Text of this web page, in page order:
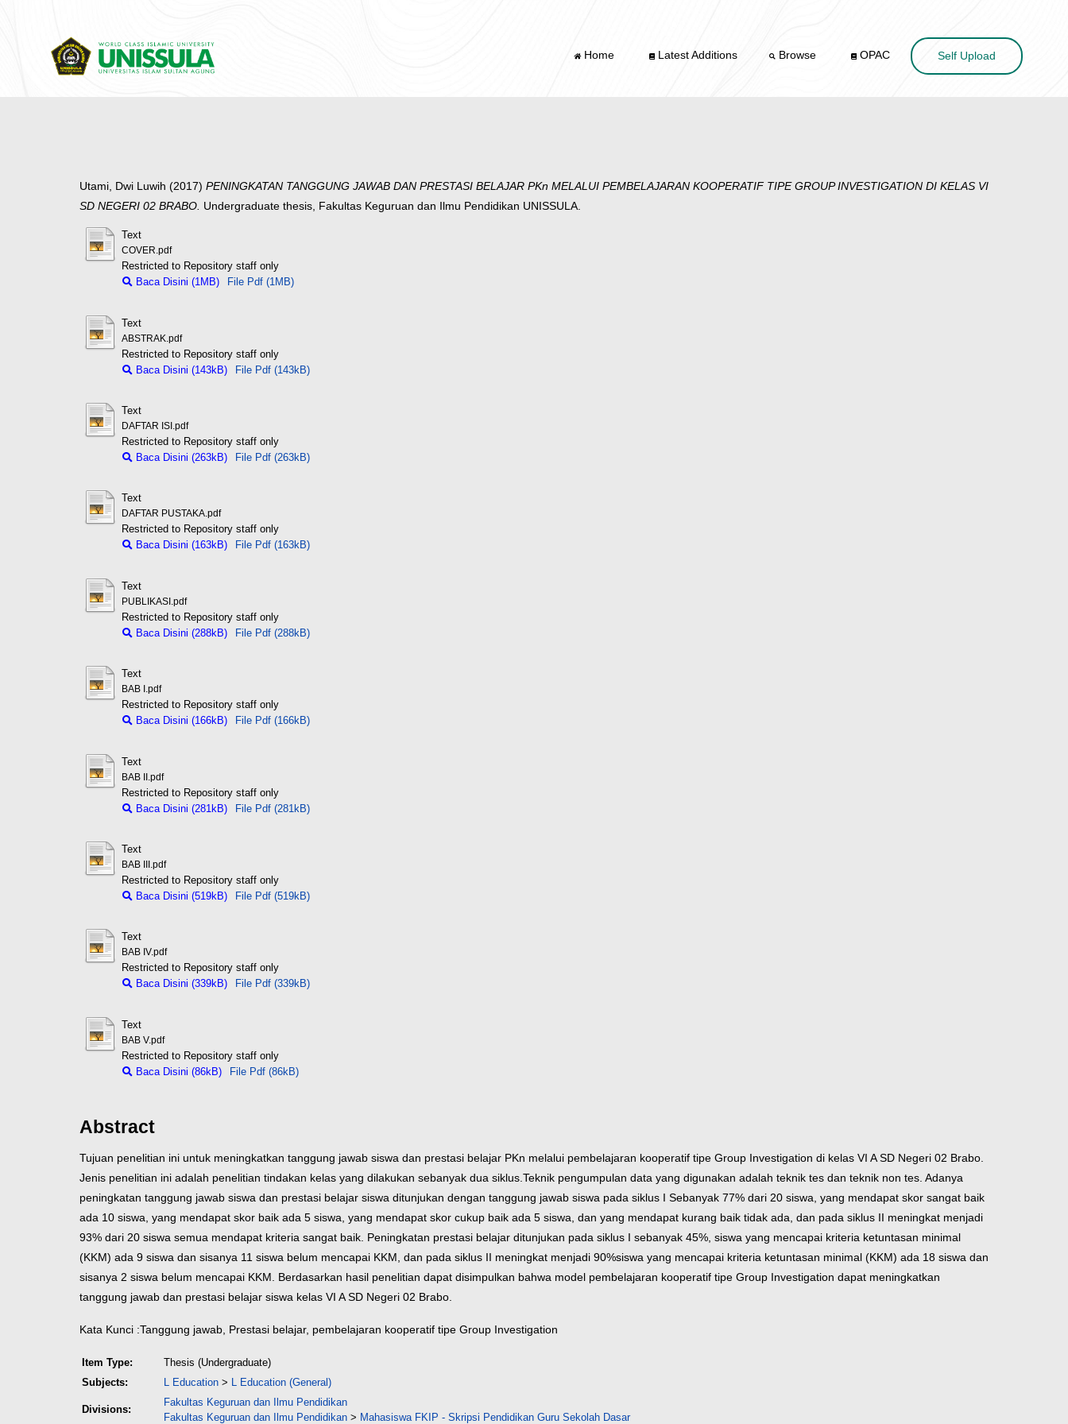
Home Latest Additions Browse OPAC Self Upload
Utami, Dwi Luwih (2017) PENINGKATAN TANGGUNG JAWAB DAN PRESTASI BELAJAR PKn MELALUI PEMBELAJARAN KOOPERATIF TIPE GROUP INVESTIGATION DI KELAS VI
SD NEGERI 02 BRABO. Undergraduate thesis, Fakultas Keguruan dan Ilmu Pendidikan UNISSULA.
Text
COVER.pdf
Restricted to Repository staff only
Baca Disini (1MB)
File Pdf (1MB)
Text
ABSTRAK.pdf
Restricted to Repository staff only
Baca Disini (143kB)
File Pdf (143kB)
Text
DAFTAR ISI.pdf
Restricted to Repository staff only
Baca Disini (263kB)
File Pdf (263kB)
Text
DAFTAR PUSTAKA.pdf
Restricted to Repository staff only
Baca Disini (163kB)
File Pdf (163kB)
Text
PUBLIKASI.pdf
Restricted to Repository staff only
Baca Disini (288kB)
File Pdf (288kB)
Text
BAB I.pdf
Restricted to Repository staff only
Baca Disini (166kB)
File Pdf (166kB)
Text
BAB II.pdf
Restricted to Repository staff only
Baca Disini (281kB)
File Pdf (281kB)
Text
BAB III.pdf
Restricted to Repository staff only
Baca Disini (519kB)
File Pdf (519kB)
Text
BAB IV.pdf
Restricted to Repository staff only
Baca Disini (339kB)
File Pdf (339kB)
Text
BAB V.pdf
Restricted to Repository staff only
Baca Disini (86kB)
File Pdf (86kB)
Abstract
Tujuan penelitian ini untuk meningkatkan tanggung jawab siswa dan prestasi belajar PKn melalui pembelajaran kooperatif tipe Group Investigation di kelas VI A SD Negeri 02 Brabo.
Jenis penelitian ini adalah penelitian tindakan kelas yang dilakukan sebanyak dua siklus.Teknik pengumpulan data yang digunakan adalah teknik tes dan teknik non tes. Adanya
peningkatan tanggung jawab siswa dan prestasi belajar siswa ditunjukan dengan tanggung jawab siswa pada siklus I Sebanyak 77% dari 20 siswa, yang mendapat skor sangat baik
ada 10 siswa, yang mendapat skor baik ada 5 siswa, yang mendapat skor cukup baik ada 5 siswa, dan yang mendapat kurang baik tidak ada, dan pada siklus II meningkat menjadi
93% dari 20 siswa semua mendapat kriteria sangat baik. Peningkatan prestasi belajar ditunjukan pada siklus I sebanyak 45%, siswa yang mencapai kriteria ketuntasan minimal
(KKM) ada 9 siswa dan sisanya 11 siswa belum mencapai KKM, dan pada siklus II meningkat menjadi 90%siswa yang mencapai kriteria ketuntasan minimal (KKM) ada 18 siswa dan
sisanya 2 siswa belum mencapai KKM. Berdasarkan hasil penelitian dapat disimpulkan bahwa model pembelajaran kooperatif tipe Group Investigation dapat meningkatkan
tanggung jawab dan prestasi belajar siswa kelas VI A SD Negeri 02 Brabo.
Kata Kunci :Tanggung jawab, Prestasi belajar, pembelajaran kooperatif tipe Group Investigation
Item Type:
Thesis (Undergraduate)
Subjects:
L Education > L Education (General)
Divisions:
Fakultas Keguruan dan Ilmu Pendidikan
Fakultas Keguruan dan Ilmu Pendidikan > Mahasiswa FKIP - Skripsi Pendidikan Guru Sekolah Dasar